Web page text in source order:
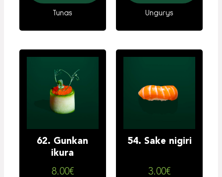
Tunas Ungurys
62. Gunkan
ikura
8.00€
produkto
Gunkan
54. Sake nigiri
3.00€
produkto
Sake